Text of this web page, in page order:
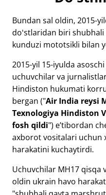
Bundan sal oldin, 2015-
doʻstlaridan biri
kunduzi mototsikli bilan
2015-yil 15-iyulda
uchuvchilar va
Hindiston hukumati
bergan ("Air India reysi
Texnologiya Hindiston
fosh qildi") eʼtibordan
axborot vositalari uchun
harakatini kuchaytirdi.
Uchuvchilar MH17 qisqa
oldin ukrain havo